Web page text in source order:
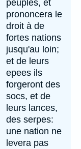
peuples, et
prononcera le
droit à de
fortes nations
jusqu'au loin;
et de leurs
epees ils
forgeront des
socs, et de
leurs lances,
des serpes:
une nation ne
levera pas